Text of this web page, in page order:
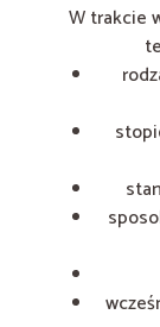
W trakcie